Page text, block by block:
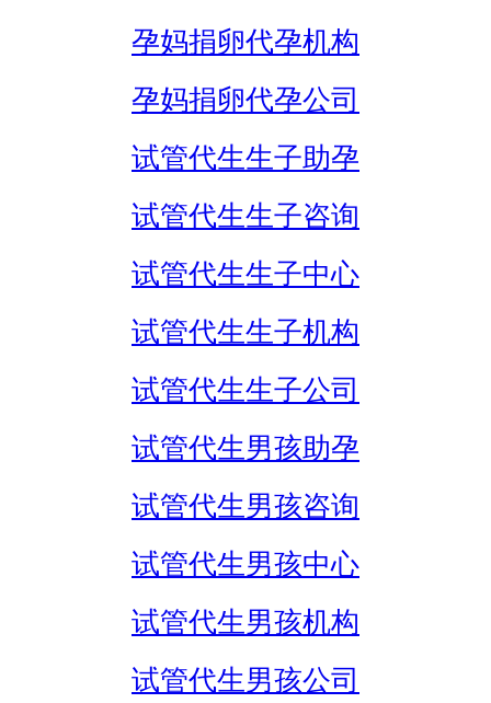
孕妈捐卵代孕机构
孕妈捐卵代孕公司
试管代生生子助孕
试管代生生子咨询
试管代生生子中心
试管代生生子机构
试管代生生子公司
试管代生男孩助孕
试管代生男孩咨询
试管代生男孩中心
试管代生男孩机构
试管代生男孩公司